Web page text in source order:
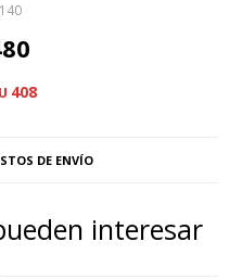
408
DE ENVÍO
interesar